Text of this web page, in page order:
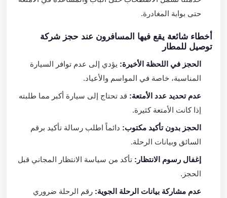
حتى بوابة المغادرة.
أخطاء شائعة يقع فيها المسافرون عند حجز شركة
توصيل للمطار
الحجز في اللحظة الأخيرة:يؤدي إلى عدم توافر السيارة
المناسبة، خاصة في المواسم والأعياد.
عدم تحديد عدد الأمتعة:قد تحتاج إلى سيارة أكبر مما طلبته
إذا كانت الأمتعة كثيرة.
الحجز بدون تأكيد مكتوب:دائماً اطلب رسالة تأكيد برقم
السائق وبيانات الرحلة.
إغفال رسوم الانتظار:تأكد من سياسة الانتظار المجاني قبل
الحجز.
عدم مشاركة بيانات الرحلة الجوية:رقم الرحلة ضروري